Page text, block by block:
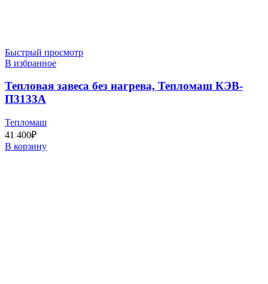
Быстрый просмотр
В избранное
Тепловая завеса без нагрева, Тепломаш КЭВ-
П3133А
Тепломаш
41 400₽
В корзину